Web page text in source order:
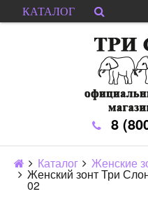
КАТАЛОГ
8
Каталог Женские
Женский зонт Три
02